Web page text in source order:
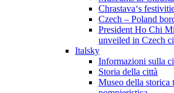
Chrastava‘s
Czech – Poland
President Ho Chi
unveiled in Czech
Italsky
Informazioni sulla
Storia della città
Museo della storica